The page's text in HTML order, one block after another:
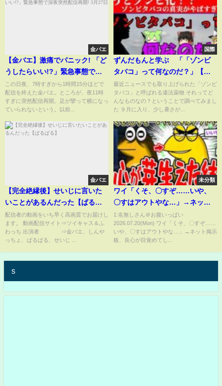
金バエ
【金バエ】激痛でパニック! 「ど
うしたらいい!?」緊急事態で深
夜突然配信再開! 3月27日
この日夜、7時すぎから1時間15分ほどで
配信を終えた金バエ。ところが、夜11時
すぎに突然配信再開。足が攣って横になっ
ていられないという。以前...
国際
ずんだもんと学ぶ 「「ゾンビ
タバコ」って何なのだ？」【ゆ
っくり+ずんだもん#79】
最近ニュースでも取り上げられた「ゾンビ
タバコ」と呼ばれる違法薬物 それってど
んなものなの？ということで調べてみまし
た ９月に入り、少し暑さが...
金バエ
【完全絶縁後】せいじに言いた
いことがあるんだった【ぱるぱ
る】
配信者の動画をいち早く高画質でお届けし
ます。 動画配信サイト⇒ツイキャス＆ふ
わっち 出演者 ⇒金バエ、しんや
っちょ、ぱるぱる、せいじ ...
未分類
ワイ「くそ、〇すぞ……いや、
〇すはアウトやな…」→ネット
掲示板、良心が目覚めてしま
う…【2ch面白いスレ】
1:名無しさん＠お腹いっぱい
2026.07.20(Mon) ワイ「くそ、〇すぞ……
いや、〇すはアウトやな…」→ネット掲示
板、良心が目覚めてし...
s